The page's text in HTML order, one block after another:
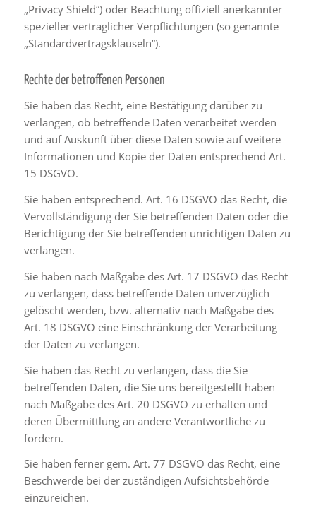
„Privacy Shield“) oder Beachtung offiziell anerkannter
spezieller vertraglicher Verpflichtungen (so genannte
„Standardvertragsklauseln“).
Rechte der betroffenen Personen
Sie haben das Recht, eine Bestätigung darüber zu
verlangen, ob betreffende Daten verarbeitet werden
und auf Auskunft über diese Daten sowie auf weitere
Informationen und Kopie der Daten entsprechend Art.
15 DSGVO.
Sie haben entsprechend. Art. 16 DSGVO das Recht, die
Vervollständigung der Sie betreffenden Daten oder die
Berichtigung der Sie betreffenden unrichtigen Daten zu
verlangen.
Sie haben nach Maßgabe des Art. 17 DSGVO das Recht
zu verlangen, dass betreffende Daten unverzüglich
gelöscht werden, bzw. alternativ nach Maßgabe des
Art. 18 DSGVO eine Einschränkung der Verarbeitung
der Daten zu verlangen.
Sie haben das Recht zu verlangen, dass die Sie
betreffenden Daten, die Sie uns bereitgestellt haben
nach Maßgabe des Art. 20 DSGVO zu erhalten und
deren Übermittlung an andere Verantwortliche zu
fordern.
Sie haben ferner gem. Art. 77 DSGVO das Recht, eine
Beschwerde bei der zuständigen Aufsichtsbehörde
einzureichen.